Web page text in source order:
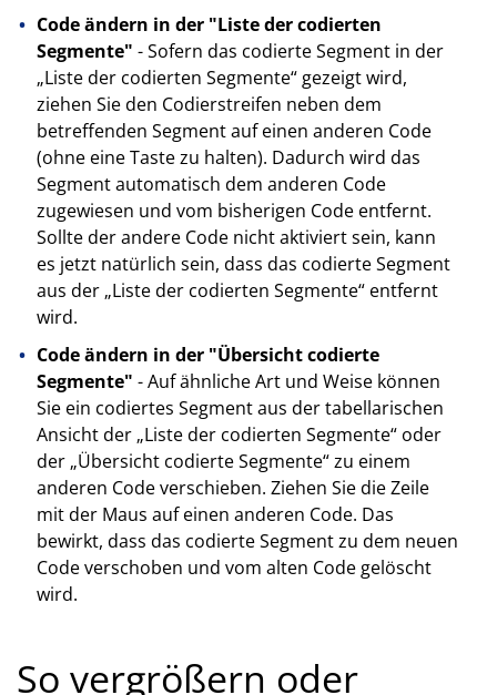
Code ändern in der "Liste der codierten
Segmente" - Sofern das codierte Segment in der
„Liste der codierten Segmente“ gezeigt wird,
ziehen Sie den Codierstreifen neben dem
betreffenden Segment auf einen anderen Code
(ohne eine Taste zu halten). Dadurch wird das
Segment automatisch dem anderen Code
zugewiesen und vom bisherigen Code entfernt.
Sollte der andere Code nicht aktiviert sein, kann
es jetzt natürlich sein, dass das codierte Segment
aus der „Liste der codierten Segmente“ entfernt
wird.
Code ändern in der "Übersicht codierte
Segmente" - Auf ähnliche Art und Weise können
Sie ein codiertes Segment aus der tabellarischen
Ansicht der „Liste der codierten Segmente“ oder
der „Übersicht codierte Segmente“ zu einem
anderen Code verschieben. Ziehen Sie die Zeile
mit der Maus auf einen anderen Code. Das
bewirkt, dass das codierte Segment zu dem neuen
Code verschoben und vom alten Code gelöscht
wird.
So vergrößern oder